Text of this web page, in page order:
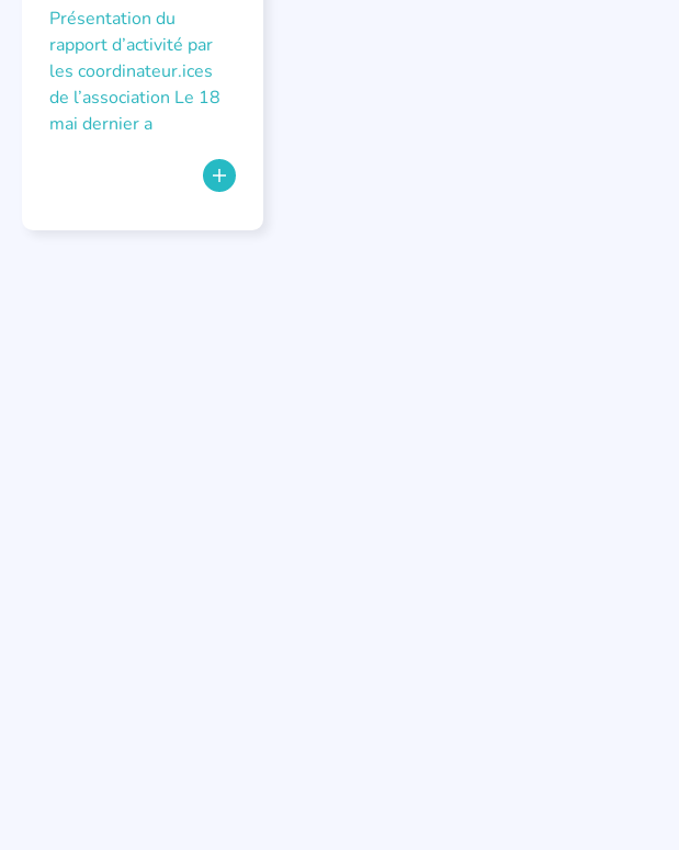
Présentation du
rapport d’activité par
les coordinateur.ices
de l’association Le 18
mai dernier a